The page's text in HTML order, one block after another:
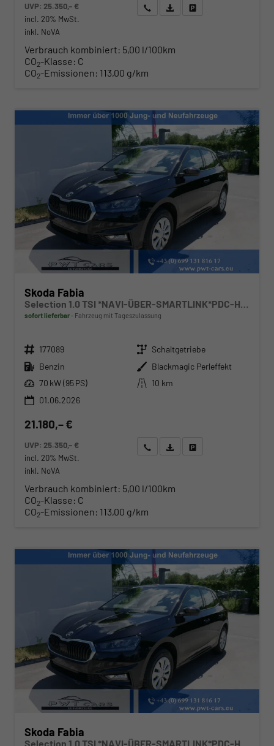
UVP:25.350,– €
incl. 20% MwSt.
inkl. NoVA
Wir rufen Sie anAngebot drucken (PDF)
Verbrauch kombiniert: 5,00 l/100km
CO2-Klasse: C
CO2-Emissionen: 113,00 g/km
Skoda Fabia
Selection 1.0 TSI *NAVI-ÜBER-SMARTLINK*PDC-HI*LED*SHZ*KLIMA*RADIO
sofort lieferbar Fahrzeug mit Tageszulassung
Fahrzeugnr. 177089 Getriebe Schaltgetriebe
Kraftstoff Benzin Außenfarbe Blackmagic Perleffekt
Leistung 70 kW (95 PS) Kilometerstand
10 km
01.06.2026
21.180,– €
UVP:25.350,– €
incl. 20% MwSt.
inkl. NoVA
Wir rufen Sie anAngebot drucken (PDF)
Verbrauch kombiniert: 5,00 l/100km
CO2-Klasse: C
CO2-Emissionen: 113,00 g/km
Skoda Fabia
Selection 1.0 TSI *NAVI-ÜBER-SMARTLINK*PDC-HI*LED*SHZ*KLIMA*RADIO